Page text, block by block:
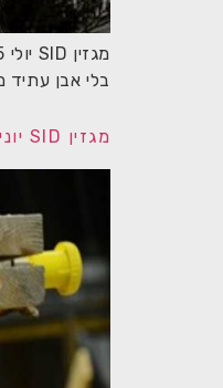
בלי אבן
מגזין SID יוני 2025: שיקום ושדרוג מבנים